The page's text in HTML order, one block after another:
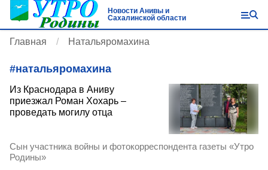
Новости Анивы и
Сахалинской области
Главная Натальяромахина
#натальяромахина
Из Краснодара в Аниву
приезжал Роман Хохарь –
проведать могилу отца
Сын участника войны и фотокорреспондента газеты «Утро
Родины»